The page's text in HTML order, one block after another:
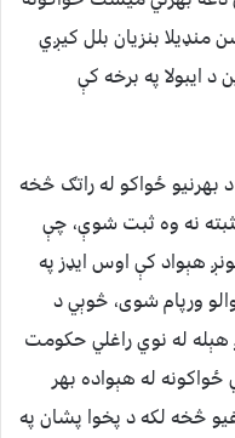
منډیلا بنزیان بلل کیږي
د ایبولا په برخه کې
بهرنیو ځواکو له راتګ څخه
نه وه ثبت شوې، چې
هېواد کې اوس ایډز په
ورپام شوی، څوېي د
هېله له نوي راغلي حکومت
له هېواده بهر
څخه لکه د پخوا پشان په